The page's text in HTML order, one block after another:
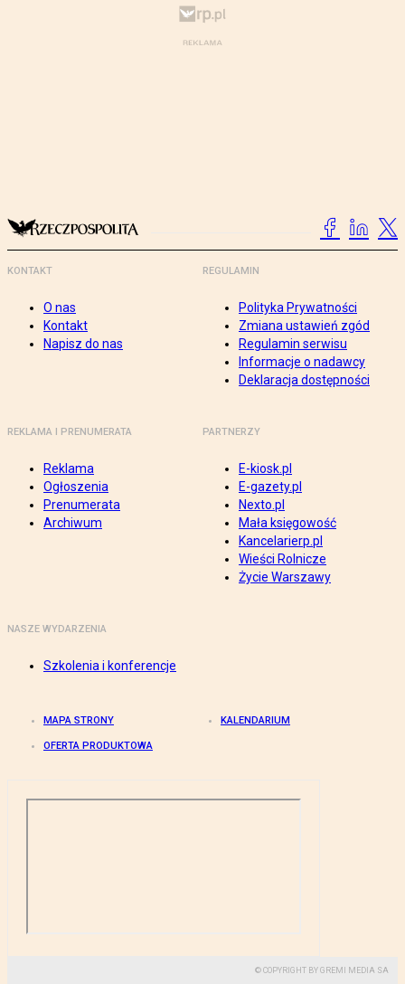
KONTAKT
O nas
Kontakt
Napisz do nas
REGULAMIN
Polityka Prywatności
Zmiana ustawień zgód
Regulamin serwisu
Informacje o nadawcy
Deklaracja dostępności
REKLAMA I PRENUMERATA
Reklama
Ogłoszenia
Prenumerata
Archiwum
PARTNERZY
E-kiosk.pl
E-gazety.pl
Nexto.pl
Mała księgowość
Kancelarierp.pl
Wieści Rolnicze
Życie Warszawy
NASZE WYDARZENIA
Szkolenia i konferencje
MAPA STRONY KALENDARIUM
OFERTA PRODUKTOWA
© COPYRIGHT BY GREMI MEDIA SA